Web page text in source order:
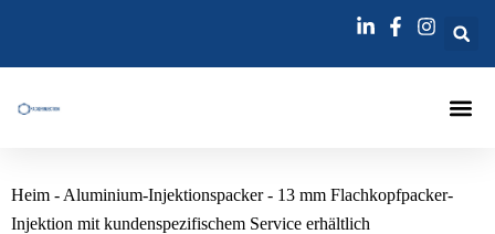
springen
Heim - Aluminium-Injektionspacker- 13 mm Flachkopfpacker-
Injektion mit kundenspezifischem Service erhältlich